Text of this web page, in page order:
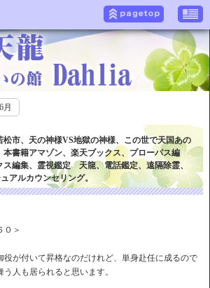
月
市、天の神様VS地獄の神様、この世で天国あの
書籍アマゾン、楽天ブックス、プローパス編
ス編集、霊視鑑定 天龍、電話鑑定、遠隔除霊、
アルカウンセリング。
０＞
役が付いて昇格なのだけれど、単身赴任に成るので
人も居られると思います。